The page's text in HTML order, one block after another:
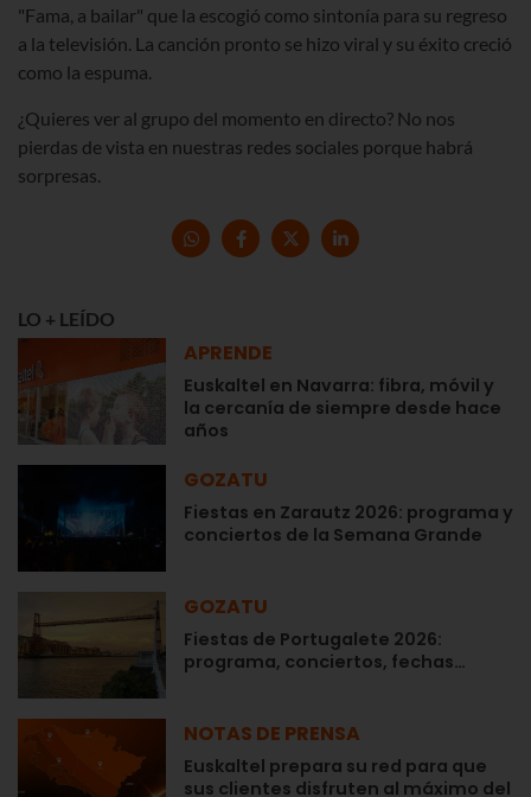
"Fama, a bailar" que la escogió como sintonía para su regreso
a la televisión. La canción pronto se hizo viral y su éxito creció
como la espuma.
¿Quieres ver al grupo del momento en directo? No nos
pierdas de vista en nuestras redes sociales porque habrá
sorpresas.
LO + LEÍDO
APRENDE
Euskaltel en Navarra: fibra, móvil y
la cercanía de siempre desde hace
años
GOZATU
Fiestas en Zarautz 2026: programa y
conciertos de la Semana Grande
GOZATU
Fiestas de Portugalete 2026:
programa, conciertos, fechas…
NOTAS DE PRENSA
Euskaltel prepara su red para que
sus clientes disfruten al máximo del